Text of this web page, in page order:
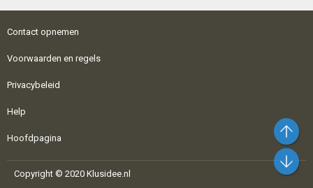
Contact opnemen
Voorwaarden en regels
Privacybeleid
Help
Hoofdpagina
Copyright © 2020 Klusidee.nl